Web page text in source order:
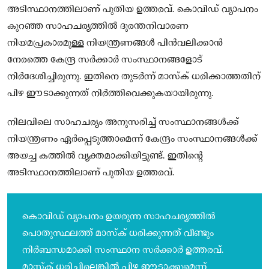
അടിസ്ഥാനത്തിലാണ് പുതിയ ഉത്തരവ്. കൊവിഡ് വ്യാപനം
കുറഞ്ഞ സാഹചര്യത്തില്‍ ദുരന്തനിവാരണ
നിയമപ്രകാരമുള്ള നിയന്ത്രണങ്ങള്‍ പിന്‍വലിക്കാന്‍
നേരത്തെ കേന്ദ്ര സര്‍ക്കാര്‍ സംസ്ഥാനങ്ങളോട്
നിര്‍ദേശിച്ചിരുന്നു. ഇതിനെ തുടര്‍ന്ന് മാസ്‌ക് ധരിക്കാത്തതിന്
പിഴ ഈടാക്കുന്നത് നിര്‍ത്തിവെക്കുകയായിരുന്നു.
നിലവിലെ സാഹചര്യം അനുസരിച്ച് സംസ്ഥാനങ്ങള്‍ക്ക്
നിയന്ത്രണം ഏര്‍പ്പെടുത്താമെന്ന് കേന്ദ്രം സംസ്ഥാനങ്ങള്‍ക്ക്
അയച്ച കത്തില്‍ വ്യക്തമാക്കിയിട്ടുണ്ട്. ഇതിന്റെ
അടിസ്ഥാനത്തിലാണ് പുതിയ ഉത്തരവ്.
കൊവിഡ് വ്യാപനം ഉയരുന്ന സാഹചര്യത്തില്‍
പൊതുസ്ഥലത്ത് മാസ്‌ക് ധരിക്കുന്നത് വീണ്ടും
നിര്‍ബന്ധമാക്കി സംസ്ഥാന സര്‍ക്കാര്‍ ഉത്തരവ്.